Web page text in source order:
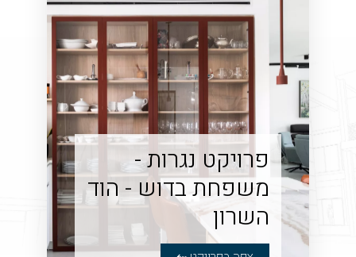
פרויקט נגרות -
משפחת בדוש - הוד
השרון